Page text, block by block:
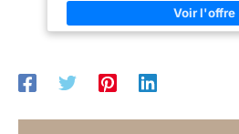
compacte grâce au dossier de
réglables en position allongée
poussette pliable est équipée d'un
rembourrage d'épaule et d'une